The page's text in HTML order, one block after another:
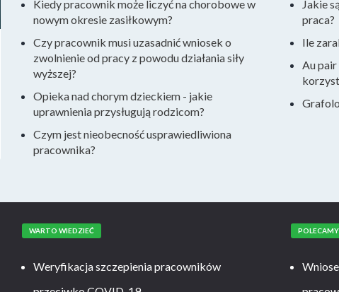
Kiedy pracownik może liczyć na chorobowe w
nowym okresie zasiłkowym?
Czy pracownik musi uzasadnić wniosek o
zwolnienie od pracy z powodu działania siły
wyższej?
Opieka nad chorym dzieckiem - jakie
uprawnienia przysługują rodzicom?
Czym jest nieobecność usprawiedliwiona
pracownika?
Jakie
praca?
Ile
Au pair
WARTO WIEDZIEĆ
Weryfikacja szczepienia pracowników
POLECAMY